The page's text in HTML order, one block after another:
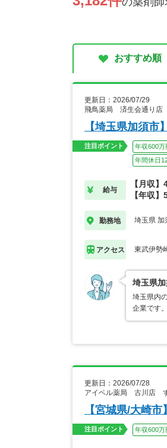
おすすめ順
更新日：2026/07/29
飛鳥薬局 済生会通り店
【埼玉県加須市
注目ポイント 年収600万
年間休日
給与
【月収
【年収
勤務地 埼玉県 加
アクセス 東武伊勢
埼玉県
埼玉県内
企業です
更新日：2026/07/28
アイベル薬局 古川店 す
【宮城県/大崎
注目ポイント 年収600万